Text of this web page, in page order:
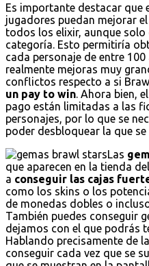
Es importante destacar que
jugadores puedan mejorar
todos los elixir, aunque
categoría. Esto permitiría
cada personaje de entre
realmente mejoras muy
conflictos respecto a si
un pay to win . Ahora bien,
pago están limitadas a las
personajes, por lo que se
poder desbloquear la que
Las
que aparecen en la tienda
a conseguir las cajas
como los skins o los
de monedas dobles o
También puedes conseguir
dejamos con el que podrás
Hablando precisamente de
conseguir cada vez que se